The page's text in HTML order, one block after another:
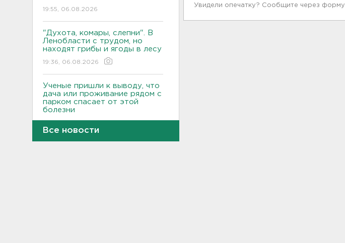
19:55, 06.08.2026
"Духота, комары, слепни". В
Ленобласти с трудом, но
находят грибы и ягоды в лесу
19:36, 06.08.2026
Ученые пришли к выводу, что
дача или проживание рядом с
парком спасает от этой
болезни
Все новости
Увидели опечатку? Сообщите через форму